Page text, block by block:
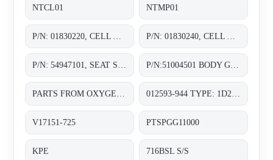
NTCL01 NTMP01
V17151-725 PTSPGG11000
KPE 716BSL S/S